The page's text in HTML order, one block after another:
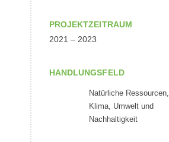
PROJEKTZEITRAUM
2021 – 2023
HANDLUNGSFELD
Natürliche Ressourcen,
Klima, Umwelt und
Nachhaltigkeit